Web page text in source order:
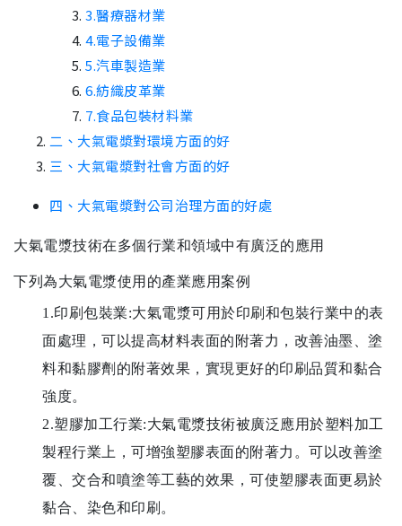
3.醫療器材業
4.電子設備業
5.汽車製造業
6.紡織皮革業
7.食品包裝材料業
二、大氣電漿對環境方面的好
三、大氣電漿對社會方面的好
四、大氣電漿對公司治理方面的好處
大氣電漿技術在多個行業和領域中有廣泛的應用
下列為大氣電漿使用的產業應用案例
1.印刷包裝業:大氣電漿可用於印刷和包裝行業中的表
面處理，可以提高材料表面的附著力，改善油墨、塗
料和黏膠劑的附著效果，實現更好的印刷品質和黏合
強度。
2.塑膠加工行業:大氣電漿技術被廣泛應用於塑料加工
製程行業上，可增強塑膠表面的附著力。可以改善塗
覆、交合和噴塗等工藝的效果，可使塑膠表面更易於
黏合、染色和印刷。